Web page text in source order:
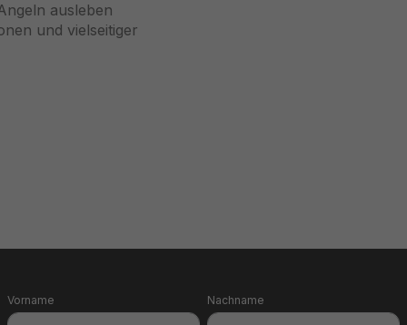
ausleben
und vielseitiger
umlaufenden
Vorname Nachname